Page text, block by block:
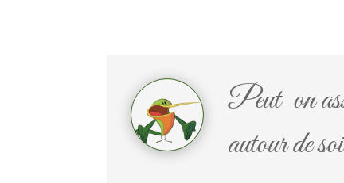
Peut-on
autour de